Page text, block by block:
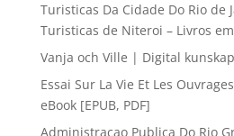
Turisticas Da Cidade Do Rio de
Turisticas de Niteroi – Livros
Vanja och Ville | Digital
Essai Sur La Vie Et Les
eBook [EPUB, PDF]
Administracao Publica Do Rio